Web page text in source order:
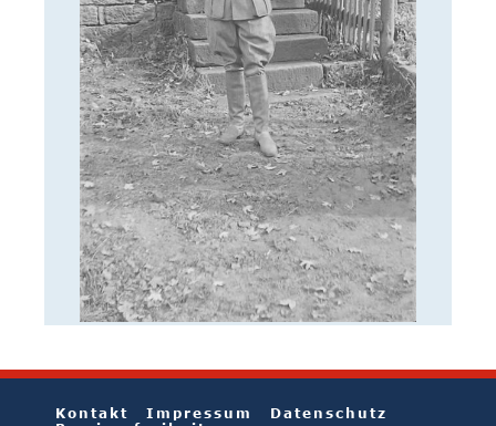
Kontakt Impressum
Datenschutz